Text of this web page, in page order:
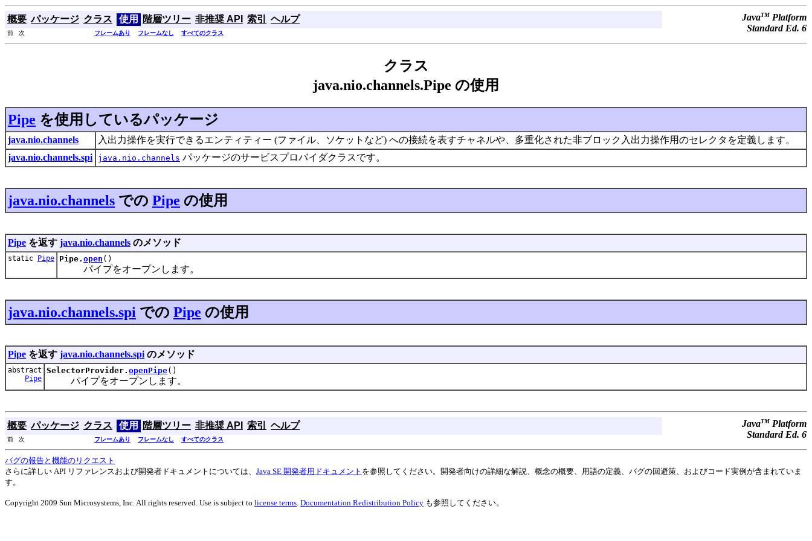
概要 パッケージ クラス 使用 階層ツリー 非推奨 API 索引 ヘルプ JavaTM Platform
Standard Ed. 6
前 次 フレームあり フレームなし すべてのクラス
クラス
java.nio.channels.Pipe の使用
Pipe を使用しているパッケージ
java.nio.channels
入出力操作を実行できるエンティティー (ファイル、ソケットなど) への接続を表すチャネルや、多重化された非ブロック入出力操作用のセレクタを定義します。
java.nio.channels.spi
java.nio.channels パッケージのサービスプロバイダクラスです。
java.nio.channels での Pipe の使用
Pipe を返す java.nio.channels のメソッド
static Pipe Pipe. open ()
パイプをオープンします。
java.nio.channels.spi での Pipe の使用
Pipe を返す java.nio.channels.spi のメソッド
abstract
Pipe
SelectorProvider. openPipe()
パイプをオープンします。
概要 パッケージ クラス 使用 階層ツリー 非推奨 API 索引 ヘルプ JavaTM Platform
Standard Ed. 6
前 次 フレームあり フレームなし すべてのクラス
バグの報告と機能のリクエスト
さらに詳しい API リファレンスおよび開発者ドキュメントについては、 Java SE 開発者用ドキュメント を参照してください。開発者向けの詳細な解説、概念の概要、用語の定義、バグの回避策、およびコード実例が含まれていま
す。
Copyright 2009 Sun Microsystems, Inc. All rights reserved. Use is subject to license terms Documentation Redistribution Policy も参照してください。